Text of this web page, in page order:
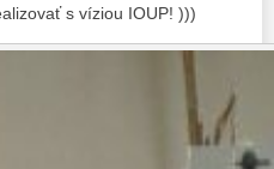
s víziou IOUP! )))